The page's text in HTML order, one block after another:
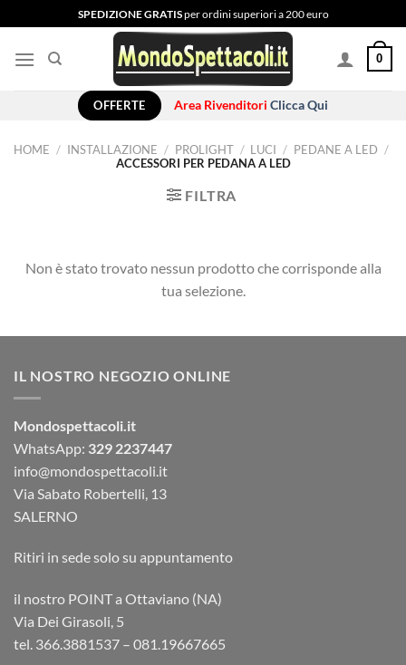
ai
contenuti
SPEDIZIONE GRATISper ordini superiori a 200 euro
0
OFFERTE Area Rivenditori Clicca Qui
HOME / INSTALLAZIONE / PROLIGHT / LUCI / PEDANE A LED /
ACCESSORI PER PEDANA A LED
FILTRA
Non è stato trovato nessun prodotto che corrisponde alla
tua selezione.
IL NOSTRO NEGOZIO ONLINE
Mondospettacoli.it
WhatsApp: 329 2237447
info@mondospettacoli.it
Via Sabato Robertelli, 13
SALERNO
Ritiri in sede solo su appuntamento
il nostro POINT a Ottaviano (NA)
Via Dei Girasoli, 5
tel. 366.3881537 – 081.19667665